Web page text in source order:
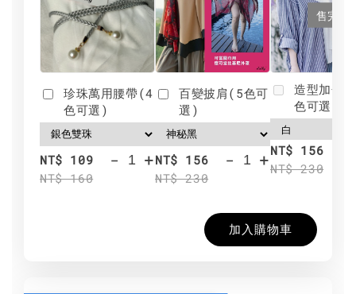
珍珠萬用腰帶(4
色可選)
NT$ 109
NT$ 160
- +
百變披肩(5色可
選)
NT$ 156
NT$ 230
- +
售完
造型加分
色可選)
NT$ 156
NT$ 230
加入購物車